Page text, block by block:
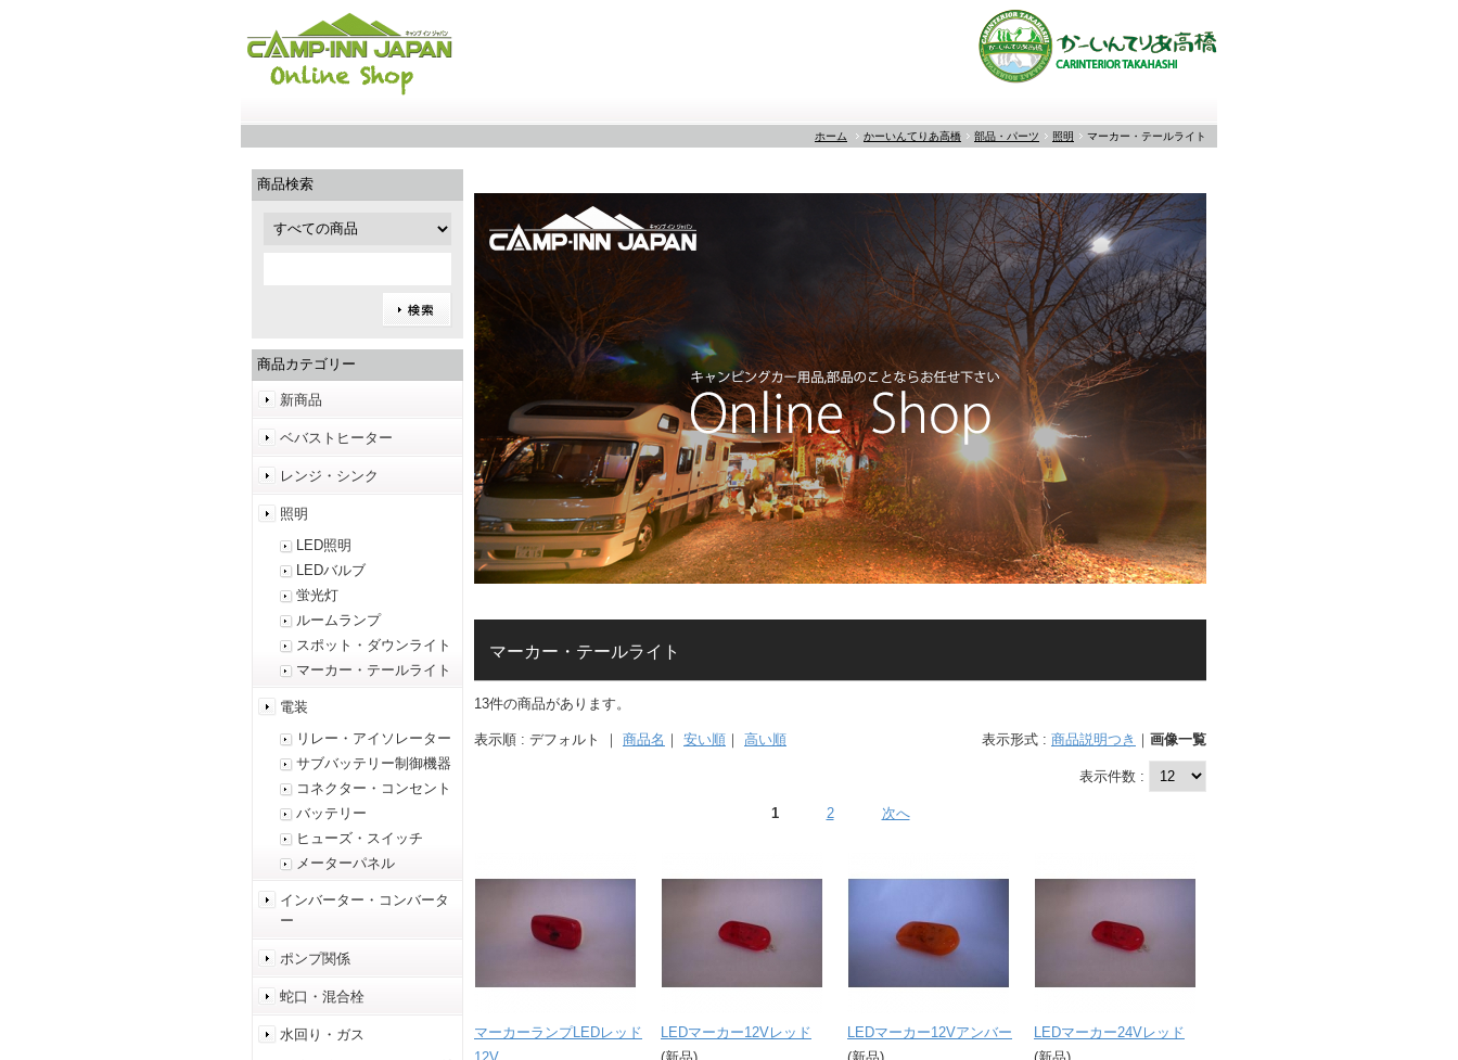
ホーム かーいんてりあ高橋 部品・パーツ 照明 マーカー・テールライト
マーカー・テールライト
13件の商品があります。
表示順 : デフォルト ｜ 商品名 ｜ 安い順 ｜ 高い順 表示形式 : 商品説明つき ｜ 画像一覧
表示件数 :
1 2 次へ
マーカーランプLEDレッド
LEDマーカー12Vレッド
LEDマーカー12Vアンバー
LEDマーカー24Vレッド
商品検索
商品カテゴリー
新商品
ベバストヒーター
レンジ・シンク
照明
LED照明
LEDバルブ
蛍光灯
ルームランプ
スポット・ダウンライト
マーカー・テールライト
電装
リレー・アイソレーター
サブバッテリー制御機器
コネクター・コンセント
バッテリー
ヒューズ・スイッチ
メーターパネル
インバーター・コンバータ
ー
ポンプ関係
蛇口・混合栓
水回り・ガス